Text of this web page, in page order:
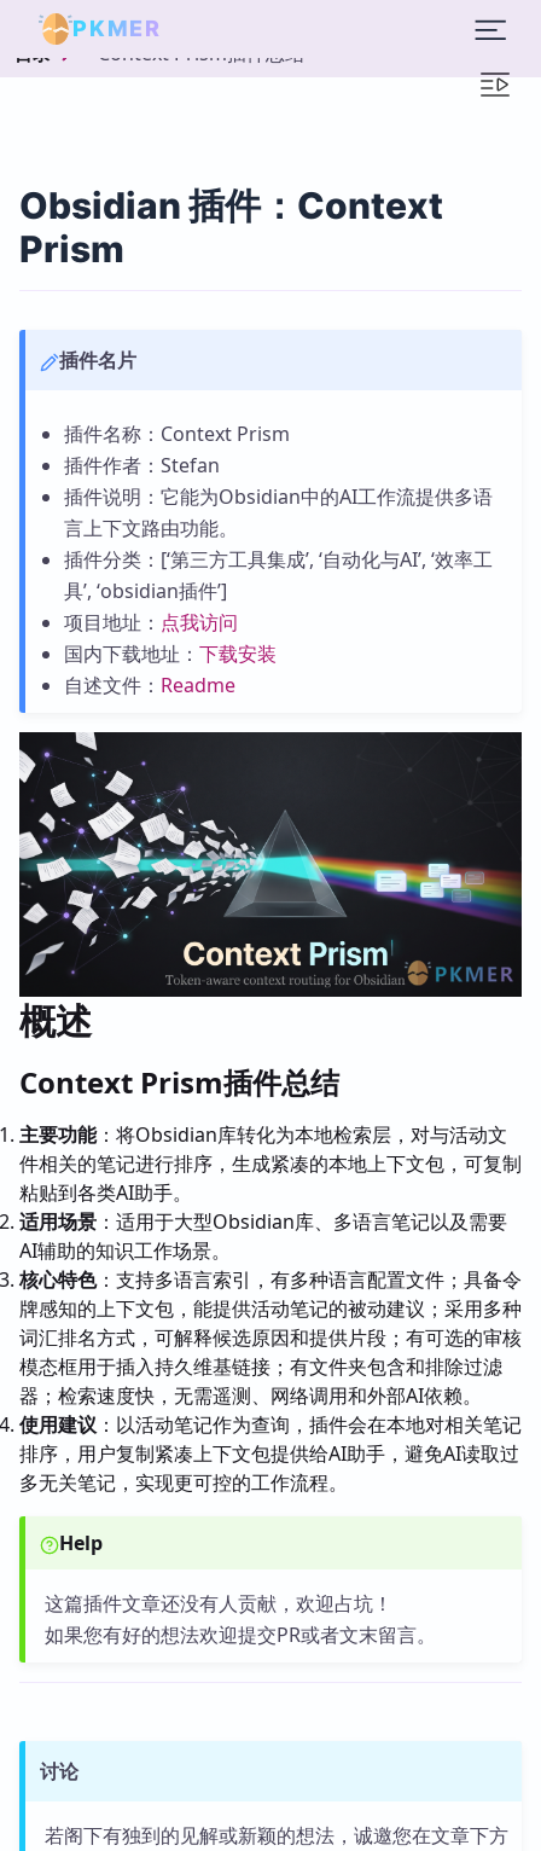
PKMER
目录 Context Prism插件总结
Obsidian 插件：Context
Prism
插件名片
插件名称：Context Prism
插件作者：Stefan
插件说明：它能为Obsidian中的AI工作流提供多语
言上下文路由功能。
插件分类：[‘第三方工具集成’, ‘自动化与AI’, ‘效率工
具’, ‘obsidian插件’]
项目地址： 点我访问
国内下载地址： 下载安装
自述文件： Readme
概述
Context Prism插件总结
主要功能：将Obsidian库转化为本地检索层，对与活动文
件相关的笔记进行排序，生成紧凑的本地上下文包，可复制
粘贴到各类AI助手。
适用场景 ：适用于大型Obsidian库、多语言笔记以及需要
AI辅助的知识工作场景。
核心特色：支持多语言索引，有多种语言配置文件；具备令
牌感知的上下文包，能提供活动笔记的被动建议；采用多种
词汇排名方式，可解释候选原因和提供片段；有可选的审核
模态框用于插入持久维基链接；有文件夹包含和排除过滤
器；检索速度快，无需遥测、网络调用和外部AI依赖。
使用建议 ：以活动笔记作为查询，插件会在本地对相关笔记
排序，用户复制紧凑上下文包提供给AI助手，避免AI读取过
多无关笔记，实现更可控的工作流程。
Help
这篇插件文章还没有人贡献，欢迎占坑！
如果您有好的想法欢迎提交PR或者文末留言。
讨论
若阁下有独到的见解或新颖的想法，诚邀您在文章下方